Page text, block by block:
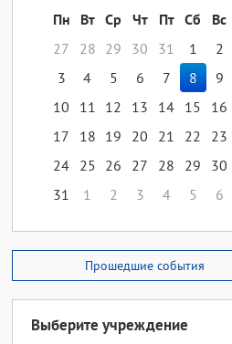
Пн
Вт Ср Чт Пт Сб
Вс
27
28 29 30 31 1
2
3
4 5 6 7 8
9
10
11 12 13 14 15
16
17
18 19 20 21 22
23
24 25 26 27 28 29
30
31
1 2 3 4 5 6
Прошедшие события
Выберите учреждение